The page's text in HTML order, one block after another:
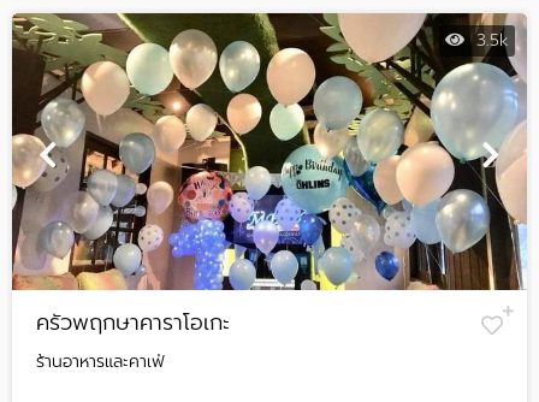
3.5k
ครัวพฤกษาคาราโอเกะ
ร้านอาหารและคาเฟ่